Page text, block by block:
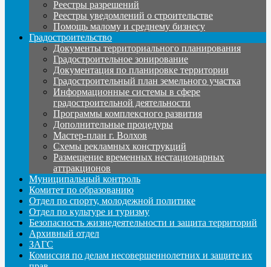
Реестры разрешений
Реестры уведомлений о строительстве
Помощь малому и среднему бизнесу
Градостроительство
Документы территориального планирования
Градостроительное зонирование
Документация по планировке территории
Градостроительный план земельного участка
Информационные системы в сфере
градостроительной деятельности
Программы комплексного развития
Дополнительные процедуры
Мастер-план г. Волхов
Схемы рекламных конструкций
Размещение временных нестационарных
аттракционов
Муниципальный контроль
Комитет по образованию
Отдел по спорту, молодежной политике
Отдел по культуре и туризму
Безопасность жизнедеятельности и защита территорий
Архивный отдел
ЗАГС
Комиссия по делам несовершеннолетних и защите их